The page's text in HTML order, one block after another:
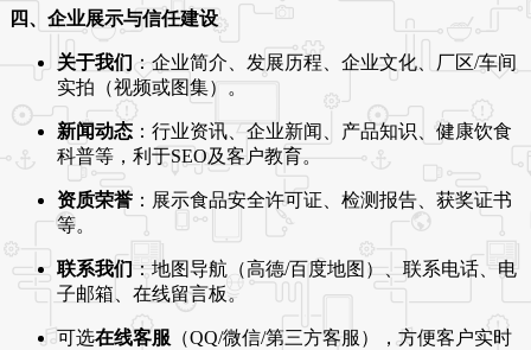
四、企业展示与信任建设
关于我们：企业简介、发展历程、企业文化、厂区/车间
实拍（视频或图集）。
新闻动态 ：行业资讯、企业新闻、产品知识、健康饮食
科普等，利于SEO及客户教育。
资质荣誉 ：展示食品安全许可证、检测报告、获奖证书
等。
联系我们：地图导航（高德/百度地图）、联系电话、电
子邮箱、在线留言板。
可选在线客服 （QQ/微信/第三方客服），方便客户实时